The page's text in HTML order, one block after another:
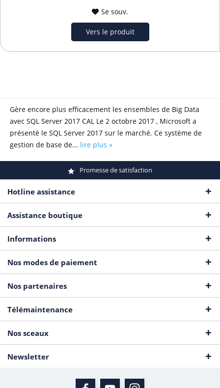
Se souv.
Vers le produit
Gère encore plus efficacement les ensembles de Big Data
avec SQL Server 2017 CAL Le 2 octobre 2017 , Microsoft a
présenté le SQL Server 2017 sur le marché. Ce système de
gestion de base de... lire plus »
Promesse de satisfaction
Hotline assistance
Assistance boutique
Informations
Nos modes de paiement
Nos partenaires
Télémaintenance
Nos sceaux
Newsletter